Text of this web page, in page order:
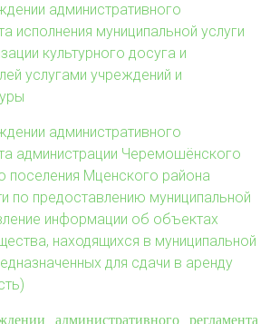
административного
исполнения муниципальной услуги
культурного досуга и
услугами учреждений и
административного
администрации Черемошёнского
поселения Мценского района
по предоставлению муниципальной
информации об объектах
находящихся в муниципальной
для сдачи в аренду
административного регламента